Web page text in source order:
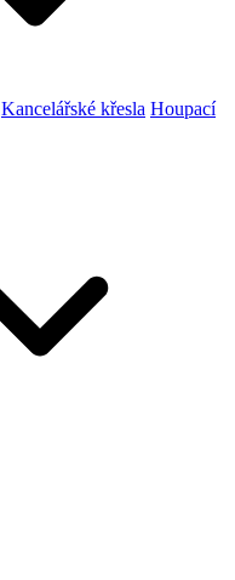
Kancelářské křesla Houpací